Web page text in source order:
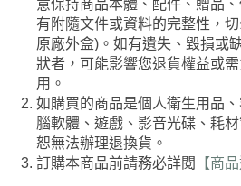
意保持商品本體、配件、贈品
有附隨文件或資料的完整性，
原廠外盒)。如有遺失、毀損或
狀者，可能影響您退貨權益或
用。
如購買的商品是個人衛生用品
腦軟體、遊戲、影音光碟、耗
恕無法辦理退換貨。
訂購本商品前請務必詳閱
【商